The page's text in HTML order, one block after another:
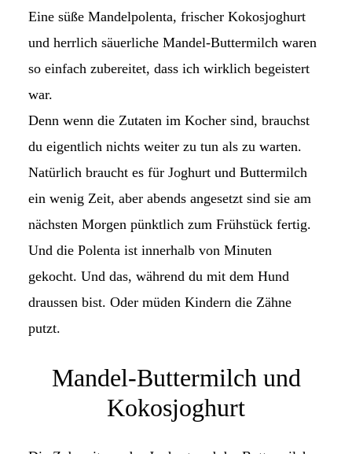
Eine süße Mandelpolenta, frischer Kokosjoghurt
und herrlich säuerliche Mandel-Buttermilch waren
so einfach zubereitet, dass ich wirklich begeistert
war.
Denn wenn die Zutaten im Kocher sind, brauchst
du eigentlich nichts weiter zu tun als zu warten.
Natürlich braucht es für Joghurt und Buttermilch
ein wenig Zeit, aber abends angesetzt sind sie am
nächsten Morgen pünktlich zum Frühstück fertig.
Und die Polenta ist innerhalb von Minuten
gekocht. Und das, während du mit dem Hund
draussen bist. Oder müden Kindern die Zähne
putzt.
Mandel-Buttermilch und
Kokosjoghurt